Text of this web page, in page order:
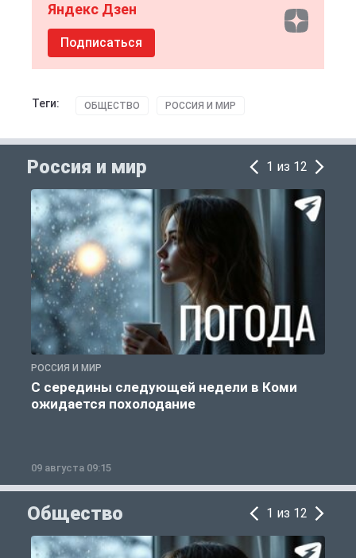
Яндекс Дзен
Подписаться
Теги: ОБЩЕСТВО РОССИЯ И МИР
Россия и мир 1 из 12
РОССИЯ И МИР
С середины следующей недели в Коми
ожидается похолодание
09 августа 09:15
Общество 1 из 12